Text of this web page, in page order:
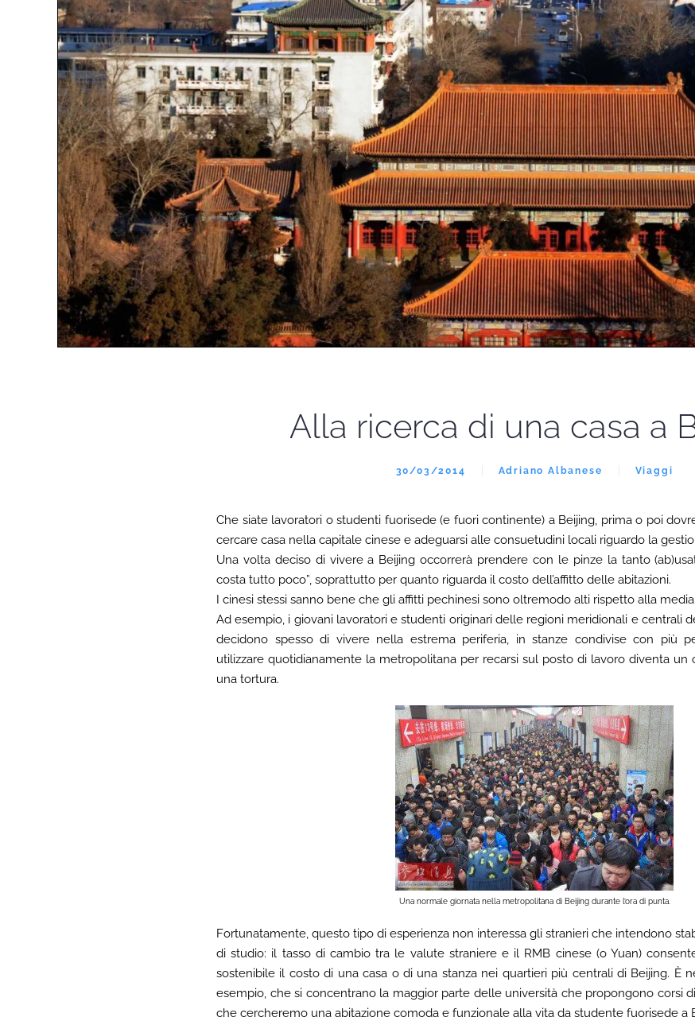
Alla ricerca di una casa a
30/03/2014 Adriano Albanese Viaggi
Che siate lavoratori o studenti fuorisede (e fuori continente) a Beijing, prima o poi
cercare casa nella capitale cinese e adeguarsi alle consuetudini locali riguardo la
Una volta deciso di vivere a Beijing occorrerà prendere con le pinze la tanto
costa tutto poco”, soprattutto per quanto riguarda il costo dell’affitto delle abitazioni.
I cinesi stessi sanno bene che gli affitti pechinesi sono oltremodo alti rispetto alla
Ad esempio, i giovani lavoratori e studenti originari delle regioni meridionali e centrali
decidono spesso di vivere nella estrema periferia, in stanze condivise con più
utilizzare quotidianamente la metropolitana per recarsi sul posto di lavoro diventa un
una tortura.
Una normale giornata nella metropolitana di Beijing durante l’ora di punta.
Fortunatamente, questo tipo di esperienza non interessa gli stranieri che intendono
di studio: il tasso di cambio tra le valute straniere e il RMB cinese (o Yuan)
sostenibile il costo di una casa o di una stanza nei quartieri più centrali di Beijing. È
esempio, che si concentrano la maggior parte delle università che propongono corsi
che cercheremo una abitazione comoda e funzionale alla vita da studente fuorisede a